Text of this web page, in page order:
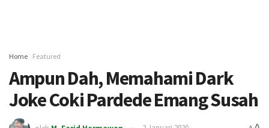
Home Featured
Ampun Dah, Memahami Dark
Joke Coki Pardede Emang Susah